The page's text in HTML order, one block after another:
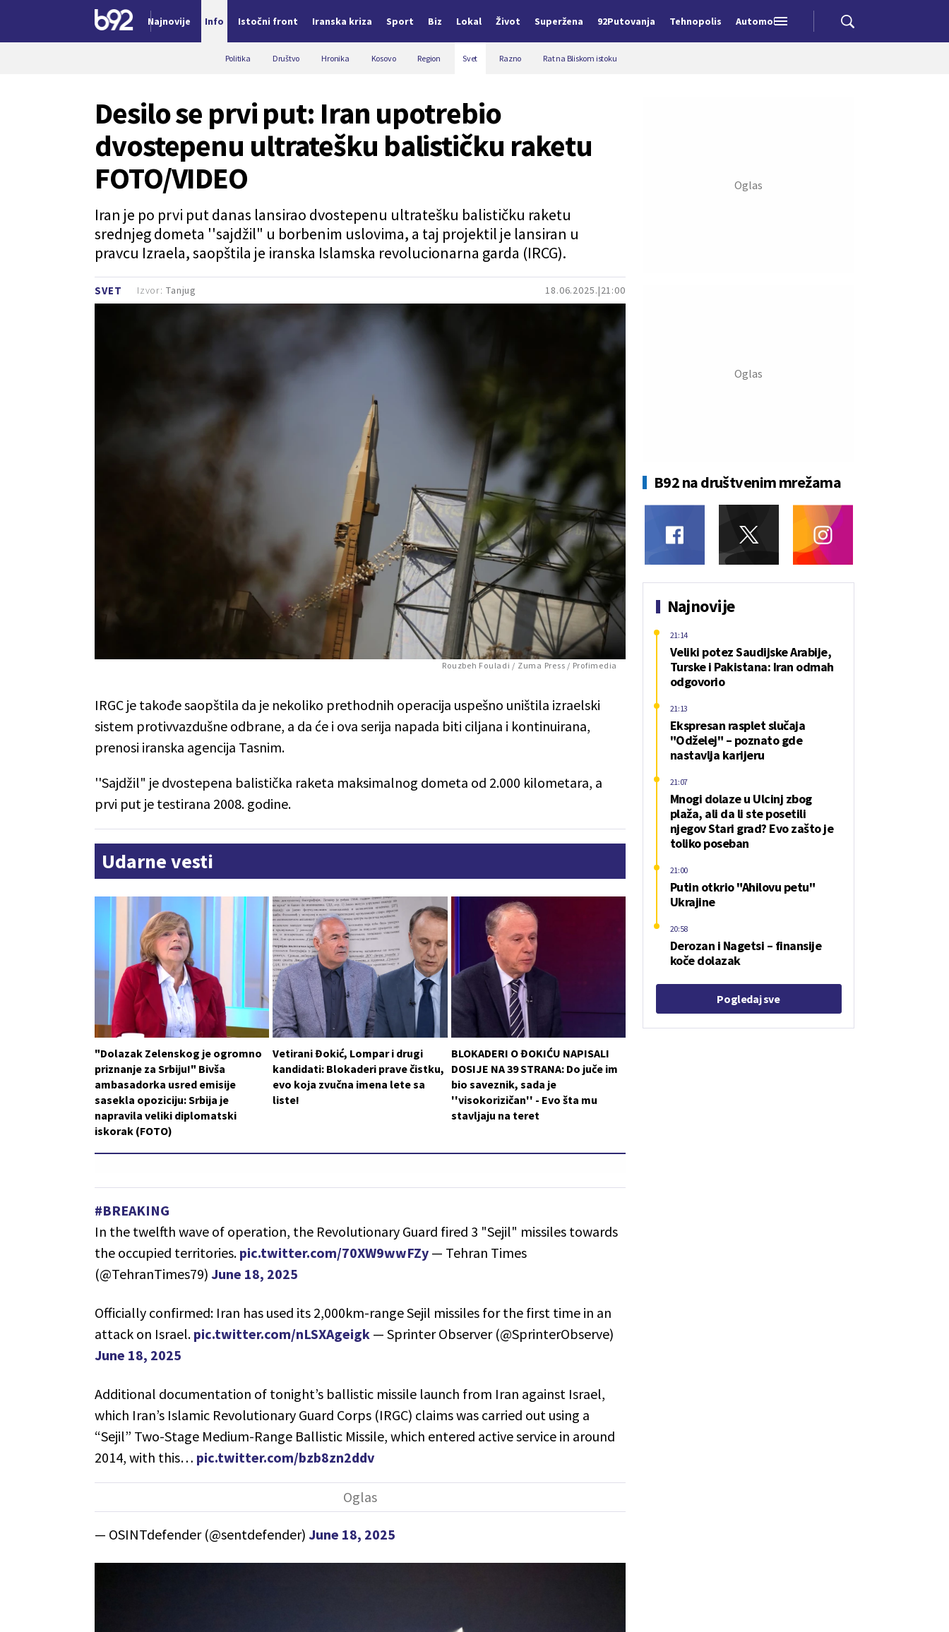
Najnovije Info Istočni front Iranska kriza Sport Biz Lokal Život Superžena 92Putovanja Tehnopolis Automobili
Politika Društvo Hronika Kosovo Region Svet Razno Rat na Bliskom istoku
SVET 18.06.2025. 21:00
Desilo se prvi put: Iran upotrebio
dvostepenu ultratešku balističku raketu
FOTO/VIDEO
Iran je po prvi put danas lansirao dvostepenu ultratešku balističku raketu
srednjeg dometa ''sajdžil" u borbenim uslovima, a taj projektil je lansiran u
pravcu Izraela, saopštila je iranska Islamska revolucionarna garda (IRCG).
Izvor: Tanjug
Rouzbeh Fouladi / Zuma Press / Profimedia
IRGC je takođe saopštila da je nekoliko prethodnih operacija uspešno uništila izraelski
sistem protivvazdušne odbrane, a da će i ova serija napada biti ciljana i kontinuirana,
prenosi iranska agencija Tasnim.
''Sajdžil" je dvostepena balistička raketa maksimalnog dometa od 2.000 kilometara, a
prvi put je testirana 2008. godine.
Udarne vesti
"Dolazak Zelenskog je ogromno
priznanje za Srbiju!" Bivša
ambasadorka usred emisije
sasekla opoziciju: Srbija je
napravila veliki diplomatski
iskorak (FOTO)
Vetirani Đokić, Lompar i drugi
kandidati: Blokaderi prave čistku,
evo koja zvučna imena lete sa
liste!
BLOKADERI O ĐOKIĆU NAPISALI
DOSIJE NA 39 STRANA: Do juče im
bio saveznik, sada je
''visokorizičan'' - Evo šta mu
stavljaju na teret
#BREAKING
In the twelfth wave of operation, the Revolutionary Guard fired 3 "Sejil" missiles towards
the occupied territories. pic.twitter.com/70XW9wwFZy — Tehran Times
(@TehranTimes79) June 18, 2025
Officially confirmed: Iran has used its 2,000km-range Sejil missiles for the first time in an
attack on Israel. pic.twitter.com/nLSXAgeigk — Sprinter Observer (@SprinterObserve)
June 18, 2025
Additional documentation of tonight’s ballistic missile launch from Iran against Israel,
which Iran’s Islamic Revolutionary Guard Corps (IRGC) claims was carried out using a
“Sejil” Two-Stage Medium-Range Ballistic Missile, which entered active service in around
2014, with this… pic.twitter.com/bzb8zn2ddv
— OSINTdefender (@sentdefender) June 18, 2025
B92 na društvenim mrežama
Najnovije
Veliki potez Saudijske Arabije,
Turske i Pakistana: Iran odmah
odgovorio
21:14
Ekspresan rasplet slučaja
"Odželej" – poznato gde
nastavlja karijeru
21:13
Mnogi dolaze u Ulcinj zbog
plaža, ali da li ste posetili
njegov Stari grad? Evo zašto je
toliko poseban
21:07
Putin otkrio "Ahilovu petu"
Ukrajine
21:00
Derozan i Nagetsi – finansije
koče dolazak
20:58
Pogledaj sve